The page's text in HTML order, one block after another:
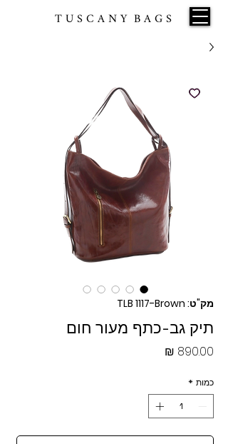
T U S C A N Y B A G S
מק"ט: TLB 1117-Brown
תיק גב-כתף מעור חום
כמות *